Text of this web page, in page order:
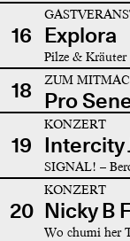
16 Explora
Pilze & Kräuter
18 ZUM
Pro
19
KONZERT
Intercity
SIGNAL! –
20
KONZERT
Nicky B
Wo chumi her